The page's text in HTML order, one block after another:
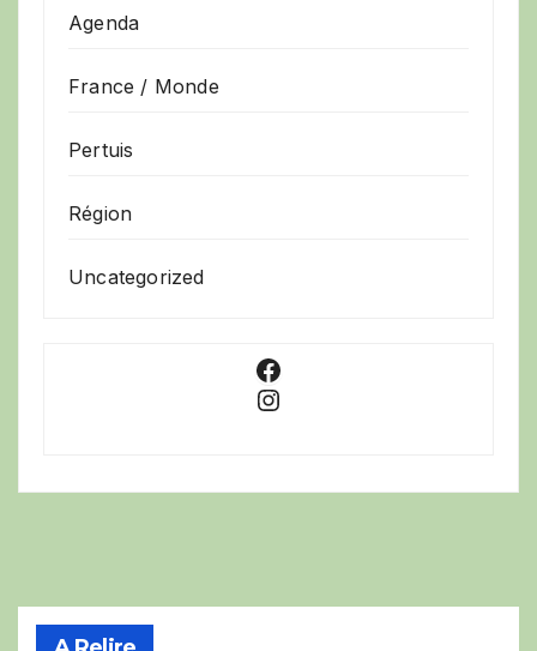
Agenda
France / Monde
Pertuis
Région
Uncategorized
Facebook
Instagram